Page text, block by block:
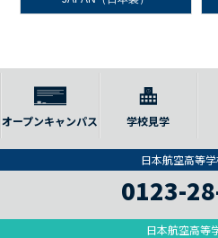
オープンキャンパス 学校見学
日本航空高等
0123-
日本航空高等